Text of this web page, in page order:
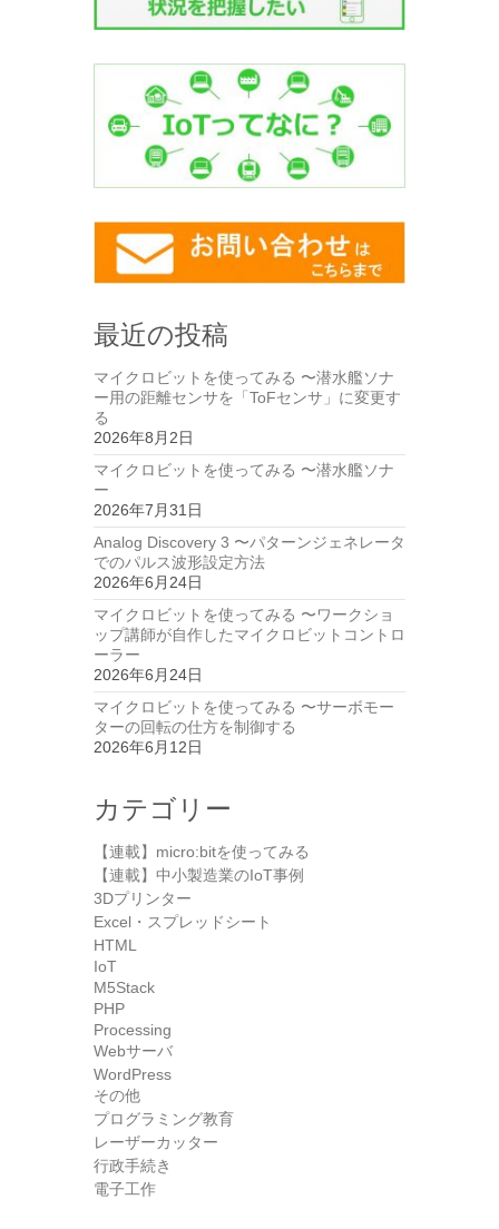
最近の投稿
マイクロビットを使ってみる 〜潜水艦ソナ
ー用の距離センサを「ToFセンサ」に変更す
る
2026年8月2日
マイクロビットを使ってみる 〜潜水艦ソナ
ー
2026年7月31日
Analog Discovery 3 〜パターンジェネレータ
でのパルス波形設定方法
2026年6月24日
マイクロビットを使ってみる 〜ワークショ
ップ講師が自作したマイクロビットコントロ
ーラー
2026年6月24日
マイクロビットを使ってみる 〜サーボモー
ターの回転の仕方を制御する
2026年6月12日
カテゴリー
【連載】micro:bitを使ってみる
【連載】中小製造業のIoT事例
3Dプリンター
Excel・スプレッドシート
HTML
IoT
M5Stack
PHP
Processing
Webサーバ
WordPress
その他
プログラミング教育
レーザーカッター
行政手続き
電子工作